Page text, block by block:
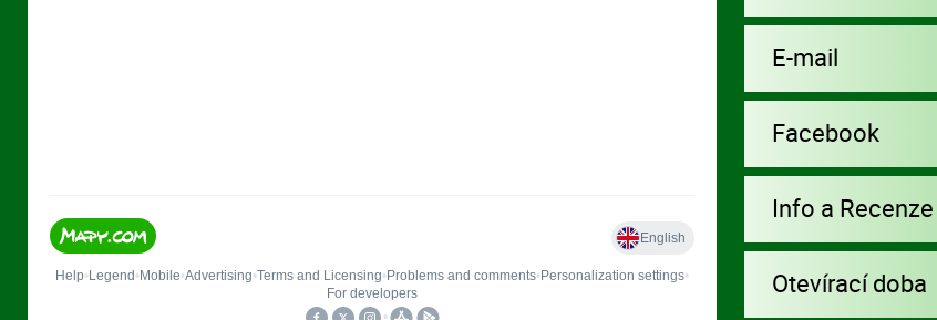
E-mail
Facebook
Info a
Otevírací doba